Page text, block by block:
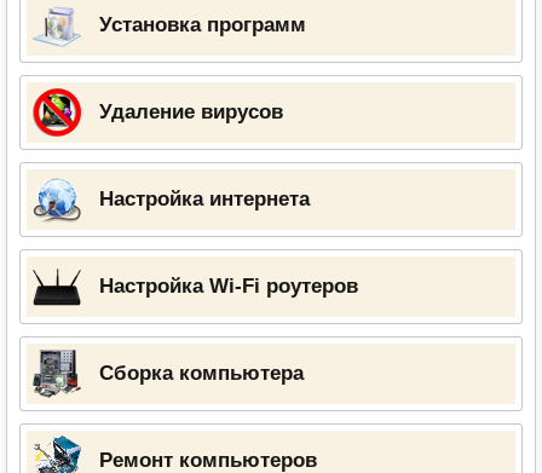
Установка программ
Удаление вирусов
Настройка интернета
Настройка Wi-Fi роутеров
Сборка компьютера
Ремонт компьютеров